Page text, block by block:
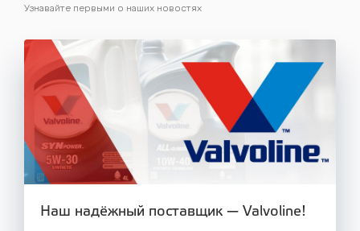
Узнавайте первыми о наших новостях
Наш надёжный поставщик — Valvoline!